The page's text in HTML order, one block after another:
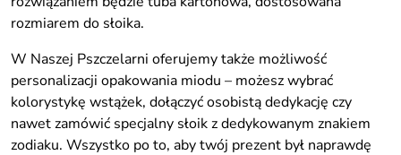
rozmiarem do słoika.
W Naszej Pszczelarni oferujemy także możliwość
personalizacji opakowania miodu – możesz wybrać
kolorystykę wstążek, dołączyć osobistą dedykację czy
nawet zamówić specjalny słoik z dedykowanym znakiem
zodiaku. Wszystko po to, aby twój prezent był naprawdę